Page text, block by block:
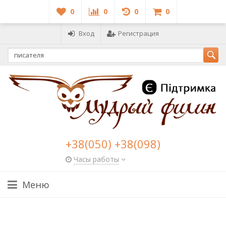
0 0 0 0
Вход Регистрация
+38(050) +38(098)
Часы работы
Меню